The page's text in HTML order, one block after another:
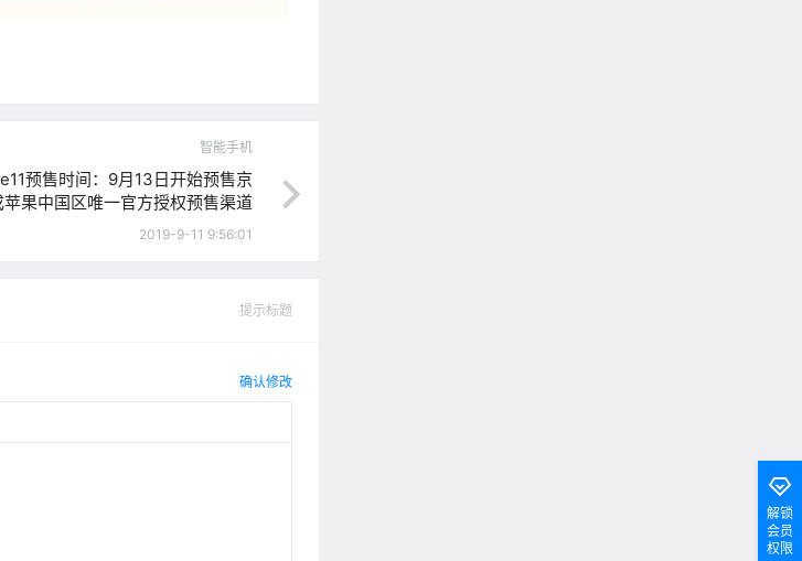
智能手机
预售时间：9月13日开始预售京
苹果中国区唯一官方授权预售渠道
2019-9-11 9:56:01
提示标题
确认修改
解锁
会员
权限